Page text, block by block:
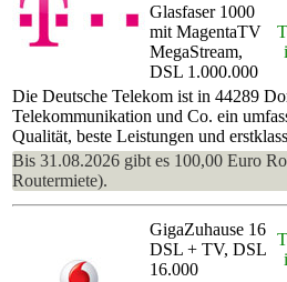
Glasfaser 1000
mit MagentaTV
MegaStream,
DSL 1.000.000
Die Deutsche Telekom ist in 44289
Telekommunikation und Co. ein
Qualität, beste Leistungen und
Bis 31.08.2026 gibt es 100,00 Euro
Routermiete).
GigaZuhause 16
DSL + TV, DSL
16.000